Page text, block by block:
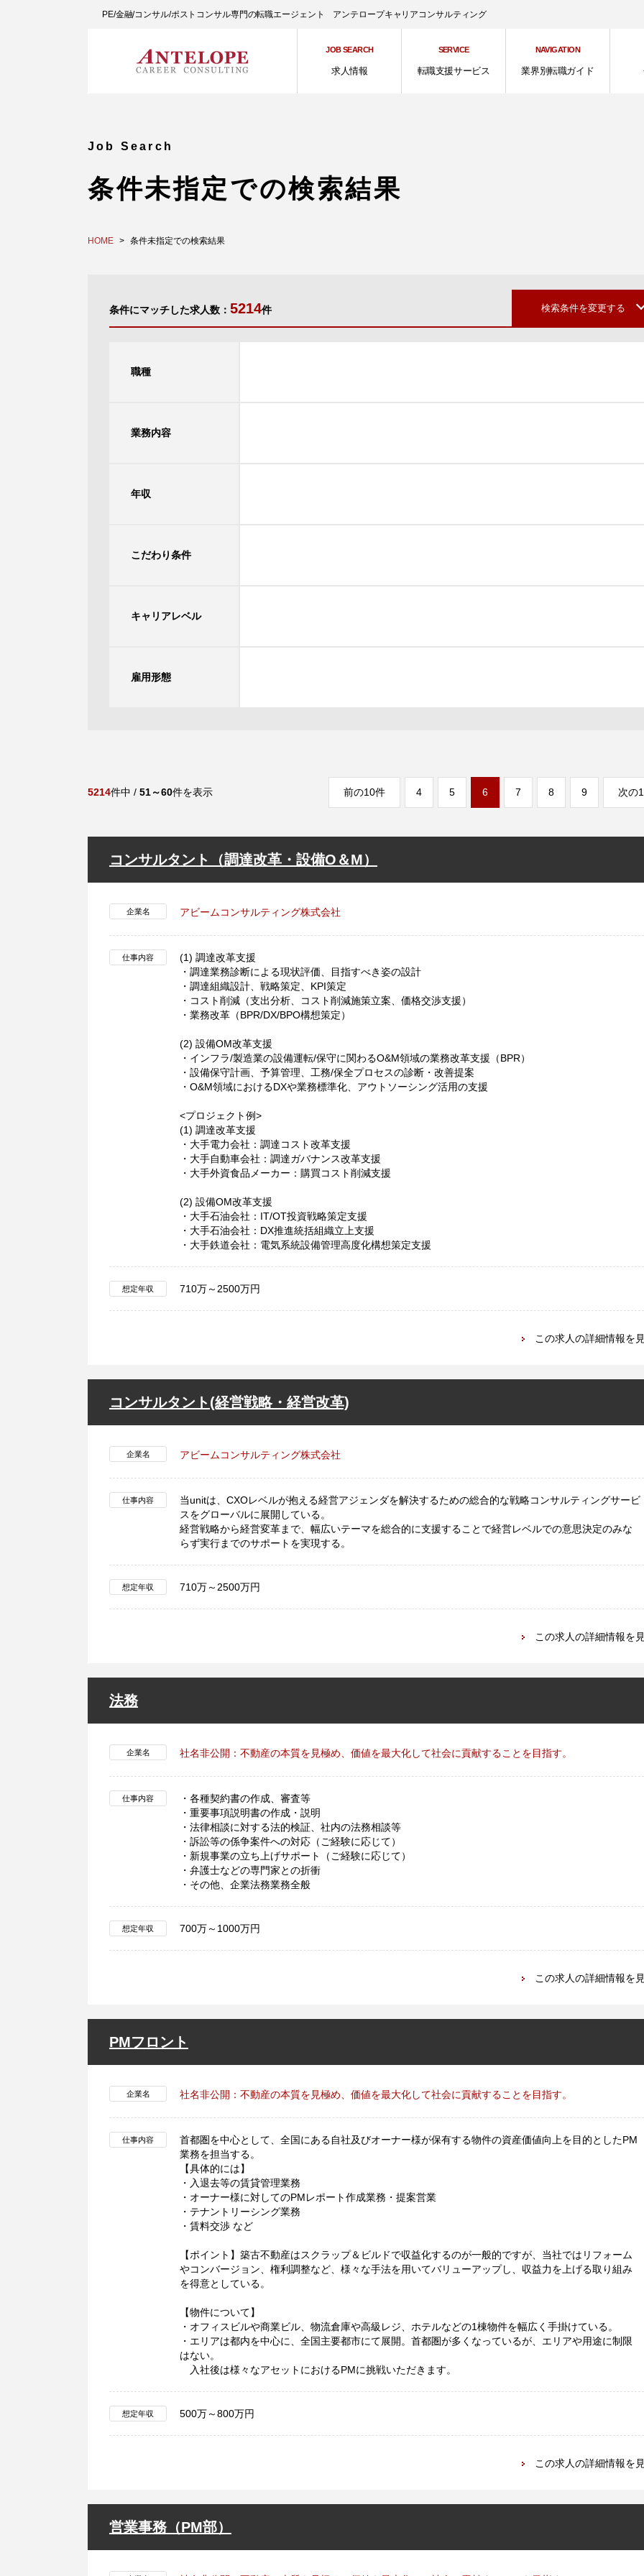
PE/金融/コンサル/ポストコンサル専門の転職エージェント アンテロープキャリアコンサルティング
JOB SEARCH
求人情報
SERVICE
転職支援サービス
NAVIGATION
業界別転職ガイド
Job Search
条件未指定での検索結果
HOME 条件未指定での検索結果
条件にマッチした求人数： 5214件 検索条件を変更する
職種
業務内容
年収
こだわり条件
キャリアレベル
雇用形態
5214件中 / 51～60件を表示 前の10件 4 5 6 7 8 9 次の
コンサルタント（調達改革・設備O＆M）
企業名 アビームコンサルティング株式会社
仕事内容
(1) 調達改革支援
・調達業務診断による現状評価、目指すべき姿の設計
・調達組織設計、戦略策定、KPI策定
・コスト削減（支出分析、コスト削減施策立案、価格交渉支援）
・業務改革（BPR/DX/BPO構想策定）
(2) 設備OM改革支援
・インフラ/製造業の設備運転/保守に関わるO&M領域の業務改革支援（BPR）
・設備保守計画、予算管理、工務/保全プロセスの診断・改善提案
・O&M領域におけるDXや業務標準化、アウトソーシング活用の支援
<プロジェクト例>
(1) 調達改革支援
・大手電力会社：調達コスト改革支援
・大手自動車会社：調達ガバナンス改革支援
・大手外資食品メーカー：購買コスト削減支援
(2) 設備OM改革支援
・大手石油会社：IT/OT投資戦略策定支援
・大手石油会社：DX推進統括組織立上支援
・大手鉄道会社：電気系統設備管理高度化構想策定支援
想定年収 710万～2500万円
この求人の詳細情報を
コンサルタント(経営戦略・経営改革)
企業名 アビームコンサルティング株式会社
仕事内容
当unitは、CXOレベルが抱える経営アジェンダを解決するための総合的な戦略コンサルティングサービ
スをグローバルに展開している。
経営戦略から経営変革まで、幅広いテーマを総合的に支援することで経営レベルでの意思決定のみな
らず実行までのサポートを実現する。
想定年収 710万～2500万円
この求人の詳細情報を
法務
企業名 社名非公開：不動産の本質を見極め、価値を最大化して社会に貢献することを目指す。
仕事内容
・各種契約書の作成、審査等
・重要事項説明書の作成・説明
・法律相談に対する法的検証、社内の法務相談等
・訴訟等の係争案件への対応（ご経験に応じて）
・新規事業の立ち上げサポート（ご経験に応じて）
・弁護士などの専門家との折衝
・その他、企業法務業務全般
想定年収 700万～1000万円
この求人の詳細情報を
PMフロント
企業名 社名非公開：不動産の本質を見極め、価値を最大化して社会に貢献することを目指す。
仕事内容
首都圏を中心として、全国にある自社及びオーナー様が保有する物件の資産価値向上を目的としたPM
業務を担当する。
【具体的には】
・入退去等の賃貸管理業務
・オーナー様に対してのPMレポート作成業務・提案営業
・テナントリーシング業務
・賃料交渉 など
【ポイント】築古不動産はスクラップ＆ビルドで収益化するのが一般的ですが、当社ではリフォーム
やコンバージョン、権利調整など、様々な手法を用いてバリューアップし、収益力を上げる取り組み
を得意としている。
【物件について】
・オフィスビルや商業ビル、物流倉庫や高級レジ、ホテルなどの1棟物件を幅広く手掛けている。
・エリアは都内を中心に、全国主要都市にて展開。首都圏が多くなっているが、エリアや用途に制限
はない。
入社後は様々なアセットにおけるPMに挑戦いただきます。
想定年収 500万～800万円
この求人の詳細情報を
営業事務（PM部）